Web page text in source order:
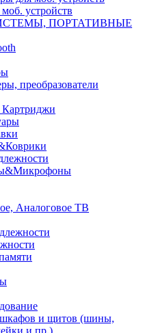
устройств
ПОРТАТИВНЫЕ
преобразователи
Аналоговое ТВ
шкафов и щитов (шины,